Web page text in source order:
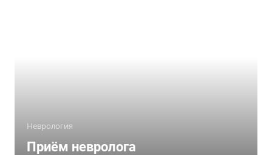
Неврология
Приём невролога